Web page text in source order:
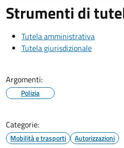
Strumenti di
Tutela amministrativa
Tutela giurisdizionale
Argomenti:
Polizia
Categorie:
Mobilità e trasporti Autorizzazioni